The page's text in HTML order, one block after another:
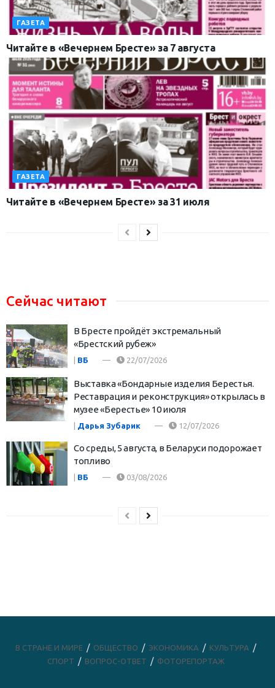
ГАЗЕТА
Читайте в «Вечернем Бресте» за 7 августа
ГАЗЕТА
Читайте в «Вечернем Бресте» за 31 июля
Сейчас читают
В Бресте пройдёт экстремальный
«Брестский рубеж»
| ВБ 22/07/2026
Выставка «Бондарные изделия Берестья.
Реставрация и реконструкция» открылась в
музее «Берестье» 10 июля
Дарья Зубарик 12/07/2026
Со среды, 5 августа, в Беларуси подорожает
топливо
ВБ 03/08/2026
В СТРАНЕ И МИРЕ ОБЩЕСТВО ЭКОНОМИКА
КУЛЬТУРА
СПОРТ
ВОПРОС-ОТВЕТ ФОТОРЕПОРТАЖ